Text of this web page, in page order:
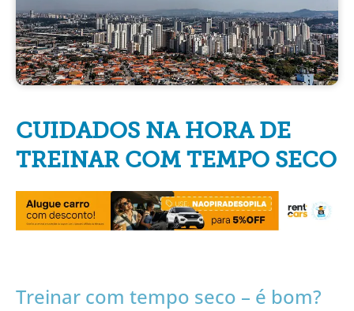
CUIDADOS NA HORA DE
TREINAR COM TEMPO SECO
Treinar com tempo seco – é bom?